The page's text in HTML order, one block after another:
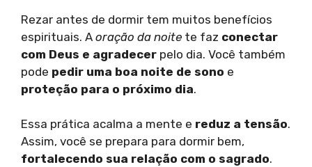
Rezar antes de dormir tem muitos benefícios
espirituais. A oração da noite te faz conectar
com Deus e agradecer pelo dia. Você também
pode pedir uma boa noite de sono e
proteção para o próximo dia.
Essa prática acalma a mente e reduz a tensão.
Assim, você se prepara para dormir bem,
fortalecendo sua relação com o sagrado.